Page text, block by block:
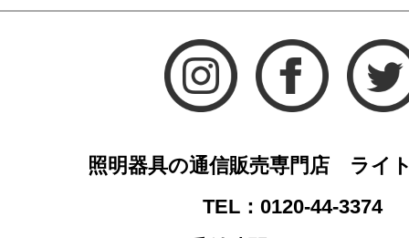
照明器具の通信販売専門店 ライ
TEL：0120-44-3374